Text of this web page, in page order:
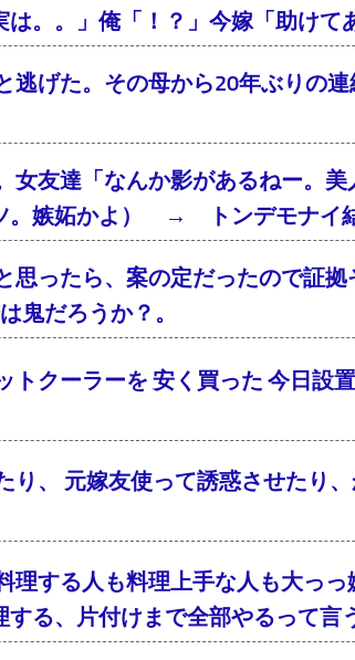
。」俺「！？」今嫁「助けてあ
逃げた。その母から20年ぶりの
女友達「なんか影があるねー。
。嫉妬かよ） → トンデモナイ結
思ったら、案の定だったので
鬼だろうか？。
トクーラーを 安く買った 今日設
、 元嫁友使って誘惑させたり
理する人も料理上手な人も大っ
る、片付けまで全部やるって言